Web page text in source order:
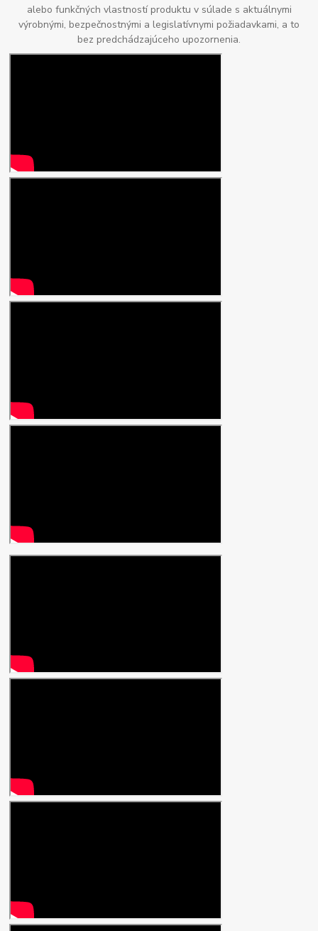
alebo funkčných vlastností produktu v súlade s aktuálnymi
výrobnými, bezpečnostnými a legislatívnymi požiadavkami, a to
bez predchádzajúceho upozornenia.